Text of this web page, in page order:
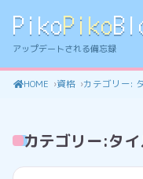
PikoPiko
アップデートされる備忘録
HOME 資格 カテゴリー:
カテゴリー:タ